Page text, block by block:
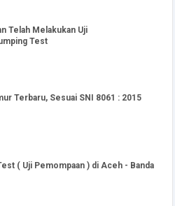
Telah Melakukan Uji
Test
Terbaru, Sesuai SNI 8061 : 2015
( Uji Pemompaan ) di Aceh - Banda